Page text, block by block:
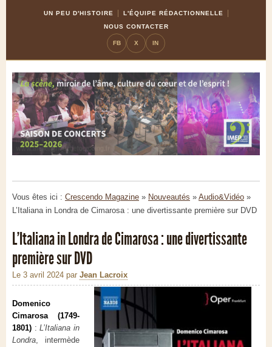
UN PEU D'HISTOIRE
L'ÉQUIPE RÉDACTIONNELLE
NOUS CONTACTER
FB X IN
Vous êtes ici : Crescendo Magazine » Nouveautés » Audio&Vidéo »
L’Italiana in Londra de Cimarosa : une divertissante première sur DVD
L’Italiana in Londra de Cimarosa : une divertissante
première sur DVD
Le 3 avril 2024 par Jean Lacroix
Domenico
Cimarosa (1749-
1801) :L’Italiana in
Londra, intermède